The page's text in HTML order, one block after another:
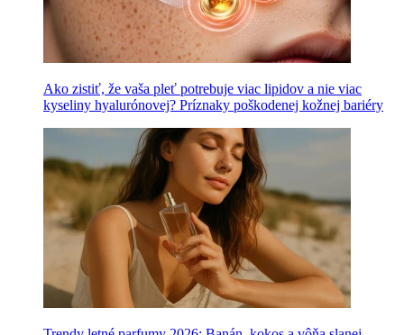
Ako zistiť, že vaša pleť potrebuje viac lipidov a nie viac
kyseliny hyalurónovej? Príznaky poškodenej kožnej bariéry